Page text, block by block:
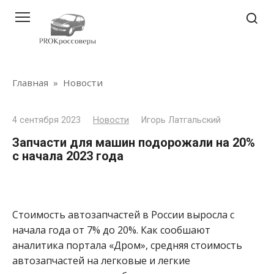
контенту
Главная » Новости
4 сентября 2023 Новости Игорь Латгальский
Запчасти для машин подорожали на 20%
с начала 2023 года
Стоимость автозапчастей в России выросла с
начала года от 7% до 20%. Как сообшают
аналитика портала «Дром», средняя стоимость
автозапчастей на легковые и легкие